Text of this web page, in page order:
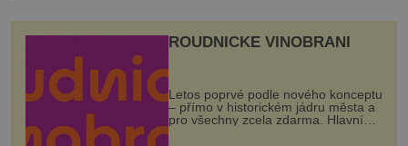
ROUDNICKÉ VINOBRANÍ
Letos poprvé podle nového konceptu
– přímo v historickém jádru města a
pro všechny zcela zdarma. Hlavní
program se odehraje na Karlově a